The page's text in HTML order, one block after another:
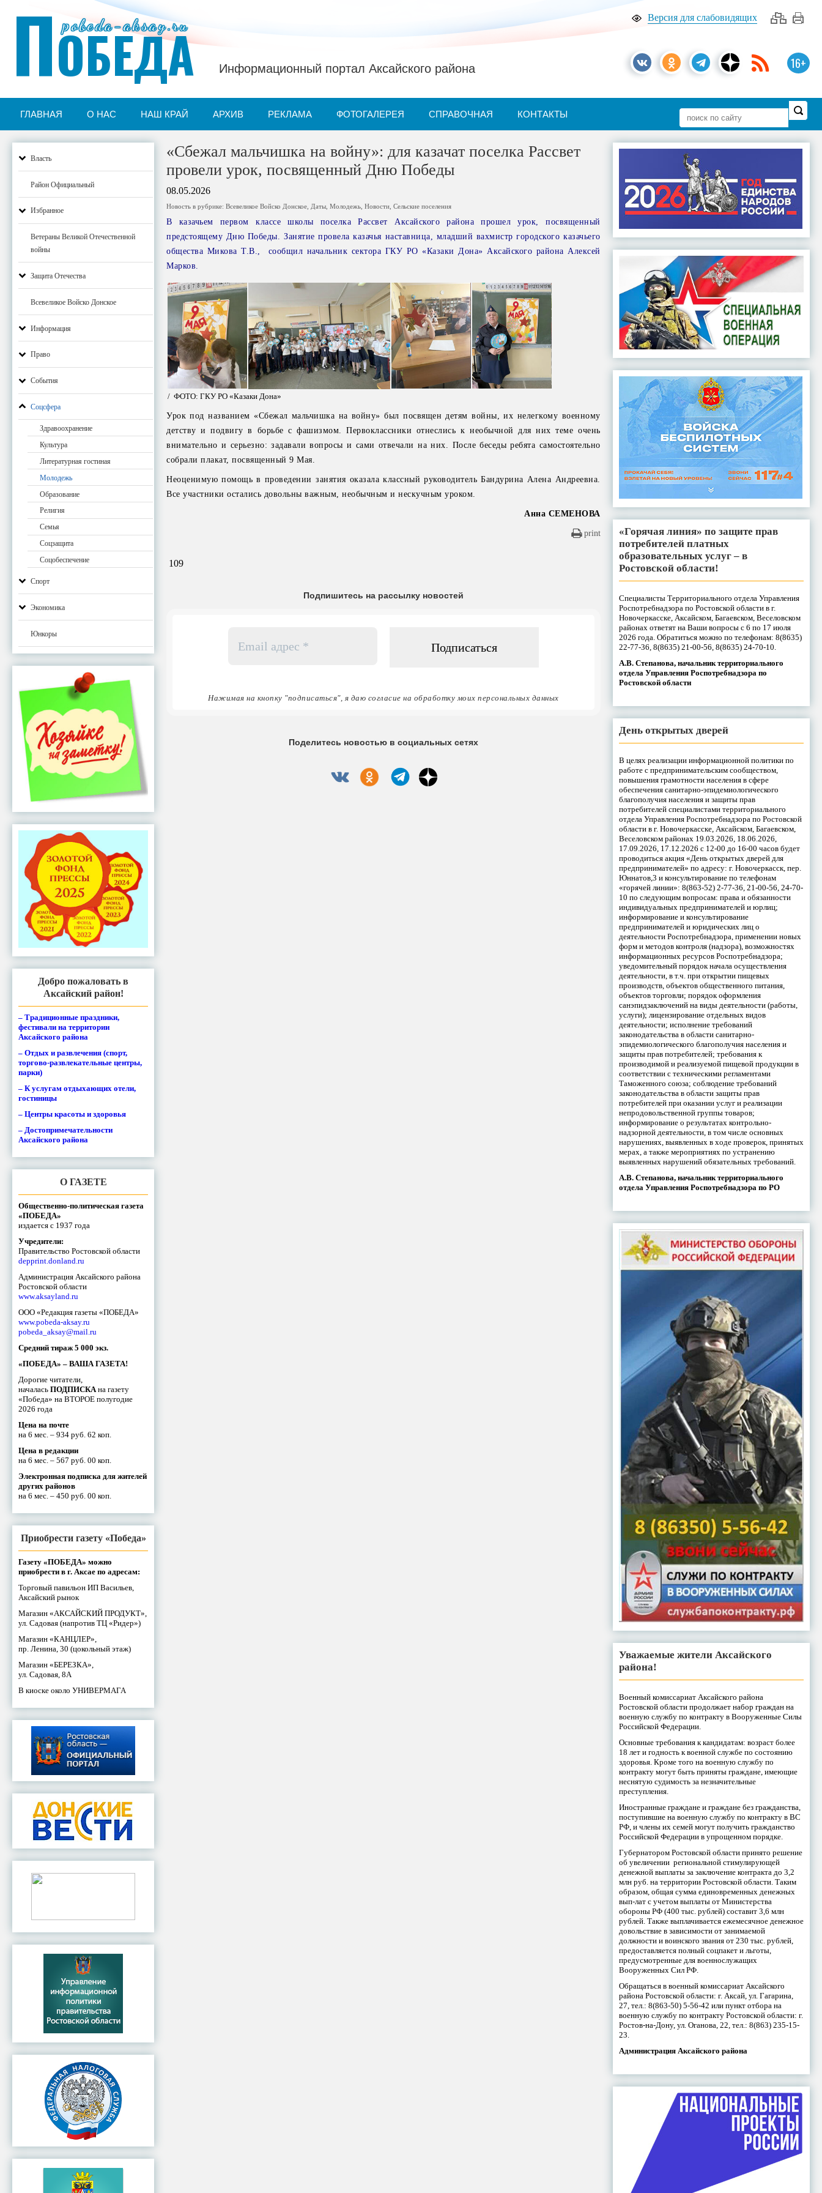
Версия для слабовидящих
16+
pobeda-aksay.ru
ПОБЕДА Информационный портал Аксайского района
ГЛАВНАЯ О НАС НАШ КРАЙ АРХИВ РЕКЛАМА ФОТОГАЛЕРЕЯ СПРАВОЧНАЯ КОНТАКТЫ
Власть
Район Официальный
Избранное
Ветераны Великой Отечественной
войны
Защита Отечества
Всевеликое Войско Донское
Информация
Право
События
Соцсфера
Здравоохранение
Культура
Литературная гостиная
Молодежь
Образование
Религия
Семья
Соцзащита
Соцобеспечение
Спорт
Экономика
Юнкоры
Добро пожаловать в
Аксайский район!
– Традиционные праздники,
фестивали на территории
Аксайского района
– Отдых и развлечения (спорт,
торгово-развлекательные центры,
парки)
– К услугам отдыхающих отели,
гостиницы
– Центры красоты и здоровья
– Достопримечательности
Аксайского района
О ГАЗЕТЕ
Общественно-политическая газета
«ПОБЕДА»
издается с 1937 года
Учредители:
Правительство Ростовской области
depprint.donland.ru
Администрация Аксайского района
Ростовской области
www.aksayland.ru
ООО «Редакция газеты «ПОБЕДА»
www.pobeda-aksay.ru
pobeda_aksay@mail.ru
Средний тираж 5 000 экз.
«ПОБЕДА» – ВАША ГАЗЕТА!
Дорогие читатели,
началась ПОДПИСКА на газету
«Победа» на ВТОРОЕ полугодие
2026 года
Цена на почте
на 6 мес. – 934 руб. 62 коп.
Цена в редакции
на 6 мес. – 567 руб. 00 коп.
Электронная подписка для жителей
других районов
на 6 мес. – 450 руб. 00 коп.
Приобрести газету «Победа»
Газету «ПОБЕДА» можно
приобрести в г. Аксае по адресам:
Торговый павильон ИП Васильев,
Аксайский рынок
Магазин «АКСАЙСКИЙ ПРОДУКТ»,
ул. Садовая (напротив ТЦ «Ридер»)
Магазин «КАНЦЛЕР»,
пр. Ленина, 30 (цокольный этаж)
Магазин «БЕРЕЗКА»,
ул. Садовая, 8А
В киоске около УНИВЕРМАГА
«Сбежал мальчишка на войну»: для казачат поселка Рассвет
провели урок, посвященный Дню Победы
08.05.2026
Новость в рубрике:Всевеликое Войско Донское Даты ,Молодежь ,Новости ,Сельские поселения
В казачьем первом классе школы поселка Рассвет Аксайского района прошел урок, посвященный
предстоящему Дню Победы. Занятие провела казачья наставница, младший вахмистр городского казачьего
общества Микова Т.В., сообщил начальник сектора ГКУ РО «Казаки Дона» Аксайского района Алексей
Марков.
/ ФОТО: ГКУ РО «Казаки Дона»
Урок под названием «Сбежал мальчишка на войну» был посвящен детям войны, их нелегкому военному
детству и подвигу в борьбе с фашизмом. Первоклассники отнеслись к необычной для них теме очень
внимательно и серьезно: задавали вопросы и сами отвечали на них. После беседы ребята самостоятельно
собрали плакат, посвященный 9 Мая.
Неоценимую помощь в проведении занятия оказала классный руководитель Бандурина Алена Андреевна.
Все участники остались довольны важным, необычным и нескучным уроком.
Анна СЕМЕНОВА
print
109
Подпишитесь на рассылку новостей
адрес
Нажимая на кнопку "подписаться", я даю согласие на обработку моих персональных данных
Поделитесь новостью в социальных сетях
«Горячая линия» по защите прав
потребителей платных
образовательных услуг – в
Ростовской области!
Специалисты Территориального отдела Управления
Роспотребнадзора по Ростовской области в г.
Новочеркасске, Аксайском, Багаевском, Веселовском
районах ответят на Ваши вопросы с 6 по 17 июля
2026 года. Обратиться можно по телефонам: 8(8635)
22-77-36, 8(8635) 21-00-56, 8(8635) 24-70-10.
А.В. Степанова, начальник территориального
отдела Управления Роспотребнадзора по
Ростовской области
День открытых дверей
В целях реализации информационной политики по
работе с предпринимательским сообществом,
повышения грамотности населения в сфере
обеспечения санитарно-эпидемиологического
благополучия населения и защиты прав
потребителей специалистами территориального
отдела Управления Роспотребнадзора по Ростовской
области в г. Новочеркасске, Аксайском, Багаевском,
Веселовском районах 19.03.2026, 18.06.2026,
17.09.2026, 17.12.2026 с 12-00 до 16-00 часов будет
проводиться акция «День открытых дверей для
предпринимателей» по адресу: г. Новочеркасск, пер.
Юннатов,3 и консультирование по телефонам
«горячей линии»: 8(863-52) 2-77-36, 21-00-56, 24-70-
10 по следующим вопросам: права и обязанности
индивидуальных предпринимателей и юрлиц;
информирование и консультирование
предпринимателей и юридических лиц о
деятельности Роспотребнадзора, применении новых
форм и методов контроля (надзора), возможностях
информационных ресурсов Роспотребнадзора;
уведомительный порядок начала осуществления
деятельности, в т.ч. при открытии пищевых
производств, объектов общественного питания,
объектов торговли; порядок оформления
санэпидзаключений на виды деятельности (работы,
услуги); лицензирование отдельных видов
деятельности; исполнение требований
законодательства в области санитарно-
эпидемиологического благополучия населения и
защиты прав потребителей; требования к
производимой и реализуемой пищевой продукции в
соответствии с техническими регламентами
Таможенного союза; соблюдение требований
законодательства в области защиты прав
потребителей при оказании услуг и реализации
непродовольственной группы товаров;
информирование о результатах контрольно-
надзорной деятельности, в том числе основных
нарушениях, выявленных в ходе проверок, принятых
мерах, а также мероприятиях по устранению
выявленных нарушений обязательных требований.
А.В. Степанова, начальник территориального
отдела Управления Роспотребнадзора по РО
Уважаемые жители Аксайского
района!
Военный комиссариат Аксайского района
Ростовской области продолжает набор граждан на
военную службу по контракту в Вооруженные Силы
Российской Федерации.
Основные требования к кандидатам: возраст более
18 лет и годность к военной службе по состоянию
здоровья. Кроме того на военную службу по
контракту могут быть приняты граждане, имеющие
неснятую судимость за незначительные
преступления.
Иностранные граждане и граждане без гражданства,
поступившие на военную службу по контракту в ВС
РФ, и члены их семей могут получить гражданство
Российской Федерации в упрощенном порядке.
Губернатором Ростовской области принято решение
об увеличении региональной стимулирующей
денежной выплаты за заключение контракта до 3,2
млн руб. на территории Ростовской области. Таким
образом, общая сумма единовременных денежных
вып-лат с учетом выплаты от Министерства
обороны РФ (400 тыс. рублей) составит 3,6 млн
рублей. Также выплачивается ежемесячное денежное
довольствие в зависимости от занимаемой
должности и воинского звания от 230 тыс. рублей,
предоставляется полный соцпакет и льготы,
предусмотренные для военнослужащих
Вооруженных Сил РФ.
Обращаться в военный комиссариат Аксайского
района Ростовской области: г. Аксай, ул. Гагарина,
27, тел.: 8(863-50) 5-56-42 или пункт отбора на
военную службу по контракту Ростовской области: г.
Ростов-на-Дону, ул. Оганова, 22, тел.: 8(863) 235-15-
23.
Администрация Аксайского района